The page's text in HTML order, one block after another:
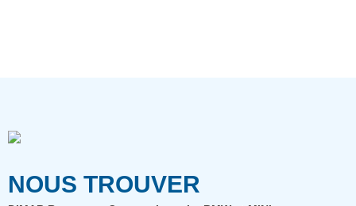
NOUS TROUVER